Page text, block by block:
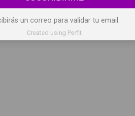
un correo para validar tu email.
Created using Perfit